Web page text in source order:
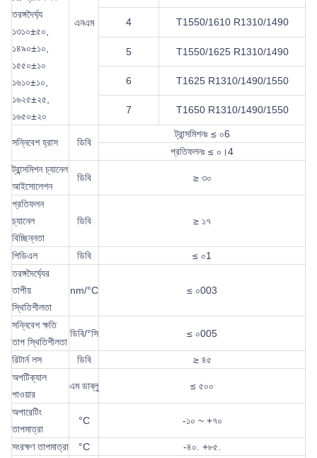
তরঙ্গদৈর্ঘ্য
১৩১০±৫০,
১৪৯০±১০,
১৫৫০±১০
১৬১০±১০,
১৬২৫±২৫,
১৬৫০±২০
এনএম 4 T1550/1610 R1310/1490
5 T1550/1625 R1310/1490
6 T1625 R1310/1490/1550
7 T1650 R1310/1490/1550
সন্নিবেশ হ্রাস ডিবি
ট্রান্সমিশনঃ ≤ ০6
প্রতিফলনঃ ≤ ০।4
ট্রান্সমিশন চ্যানেল
আইসোলেশন
ডিবি ≥ ৩০
প্রতিফলন
চ্যানেল
বিচ্ছিন্নতা
ডিবি ≥ ১৭
পিডিএল ডিবি
≤ ০1
তরঙ্গদৈর্ঘ্যের
তাপীয়
স্থিতিশীলতা
nm/°C ≤ ০003
সন্নিবেশ ক্ষতি
তাপ স্থিতিশীলতা
ডিবি/°সি ≤ ০005
রিটার্ন লস ডিবি
≥ ৪৫
অপটিক্যাল
পাওয়ার
এম ডাব্লু ≤ ৫০০
অপারেটিং
তাপমাত্রা
°C -১০ ~ +৭০
সংরক্ষণ তাপমাত্রা °C
-৪০. +৮৫.